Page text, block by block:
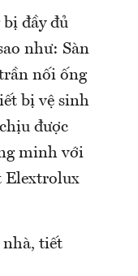
đầy đủ
như: Sàn
nối ống
bị vệ sinh
được
minh với
Elextrolux
nhà, tiết